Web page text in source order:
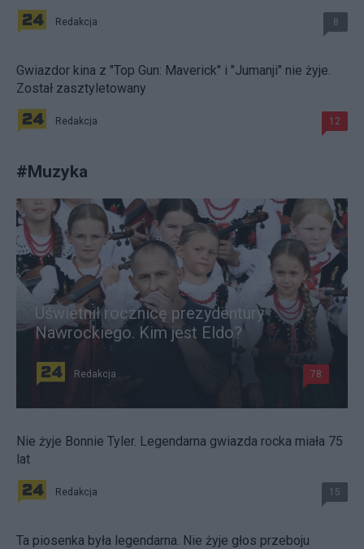
Redakcja 8
Gwiazdor kina z "Top Gun: Maverick" i "Jumanji" nie żyje.
Został zasztyletowany
Redakcja 12
#Muzyka
Uświetnił rocznicę prezydentury
Nawrockiego. Kim jest Eldo?
Redakcja 78
Nie żyje Bonnie Tyler. Legendarna gwiazda rocka miała 75
lat
Redakcja 15
Ta piosenka była legendarna. Nie żyje głos przeboju